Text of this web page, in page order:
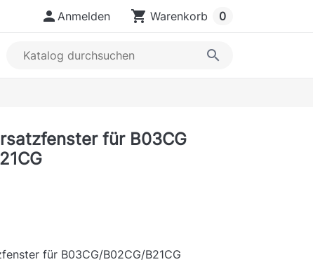
Anmelden shopping_cart Warenkorb 0
search
für B03CG
für B03CG/B02CG/B21CG